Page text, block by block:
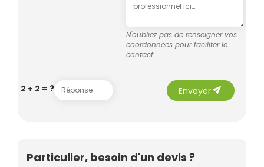
N'oubliez pas de renseigner vos
coordonnées pour faciliter le
contact
2 + 2 = ? Envoyersend
Particulier, besoin d'un devis ?